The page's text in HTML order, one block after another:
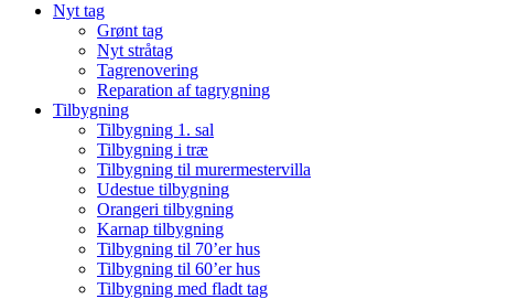
Nyt tag
Grønt tag
Nyt stråtag
Tagrenovering
Reparation af tagrygning
Tilbygning
Tilbygning 1. sal
Tilbygning i træ
Tilbygning til murermestervilla
Udestue tilbygning
Orangeri tilbygning
Karnap tilbygning
Tilbygning til 70’er hus
Tilbygning til 60’er hus
Tilbygning med fladt tag